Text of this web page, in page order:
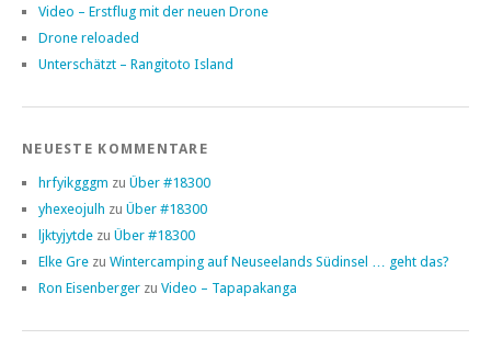
Video – Erstflug mit der neuen Drone
Drone reloaded
Unterschätzt – Rangitoto Island
NEUESTE KOMMENTARE
hrfyikgggm zu Über #18300
yhexeojulh zu Über #18300
ljktyjytde zu Über #18300
Elke Gre zu Wintercamping auf Neuseelands Südinsel … geht das?
Ron Eisenberger zu Video – Tapapakanga